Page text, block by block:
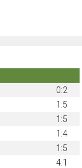
0:2
1:5
1:5
1:4
1:5
4:1